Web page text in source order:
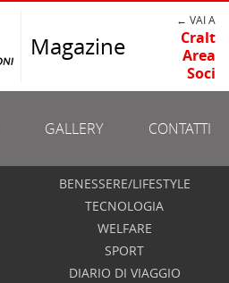
Magazine
← VAI A
Cralt
Area
Soci
GALLERY CONTATTI
BENESSERE/LIFESTYLE
TECNOLOGIA
WELFARE
SPORT
DIARIO DI VIAGGIO